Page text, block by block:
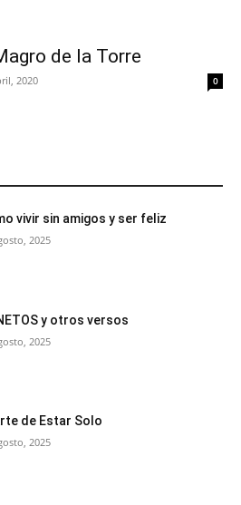
de la Torre
2020 0
vivir sin amigos y ser feliz
2025
y otros versos
2025
de Estar Solo
2025